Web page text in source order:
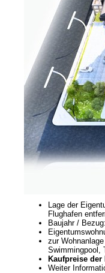
Lage der
Flughafen
Baujahr /
zur
Swimmingpool,
Kaufpreise der
Weiter